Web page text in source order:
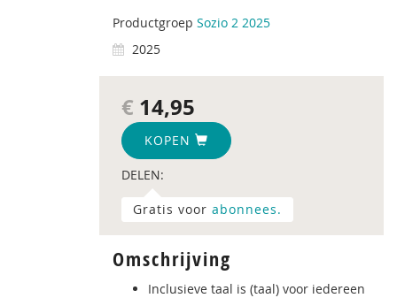
Productgroep Sozio 2 2025
2025
€ 14,95
KOPEN
DELEN:
Gratis voor abonnees.
Omschrijving
Inclusieve taal is (taal) voor iedereen